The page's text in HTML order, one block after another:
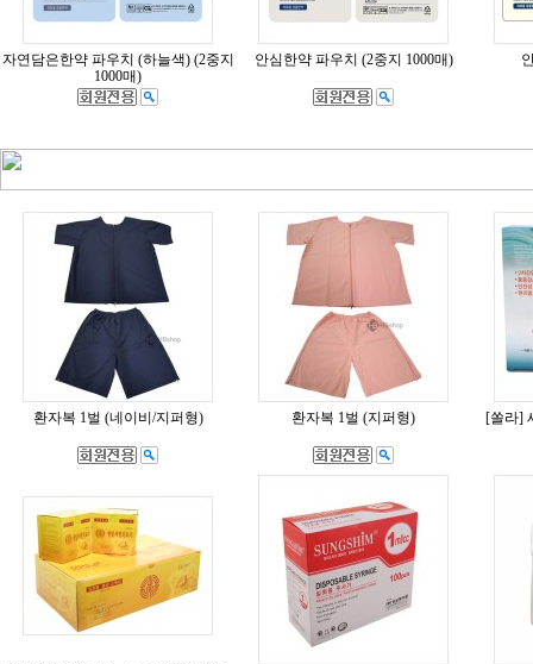
자연담은한약 파우치 (하늘색) (2중지
1000매)
안심한약 파우치 (2중지 1000매)
환자복 1벌 (네이비/지퍼형) 환자복 1벌 (지퍼형) [쏠라]